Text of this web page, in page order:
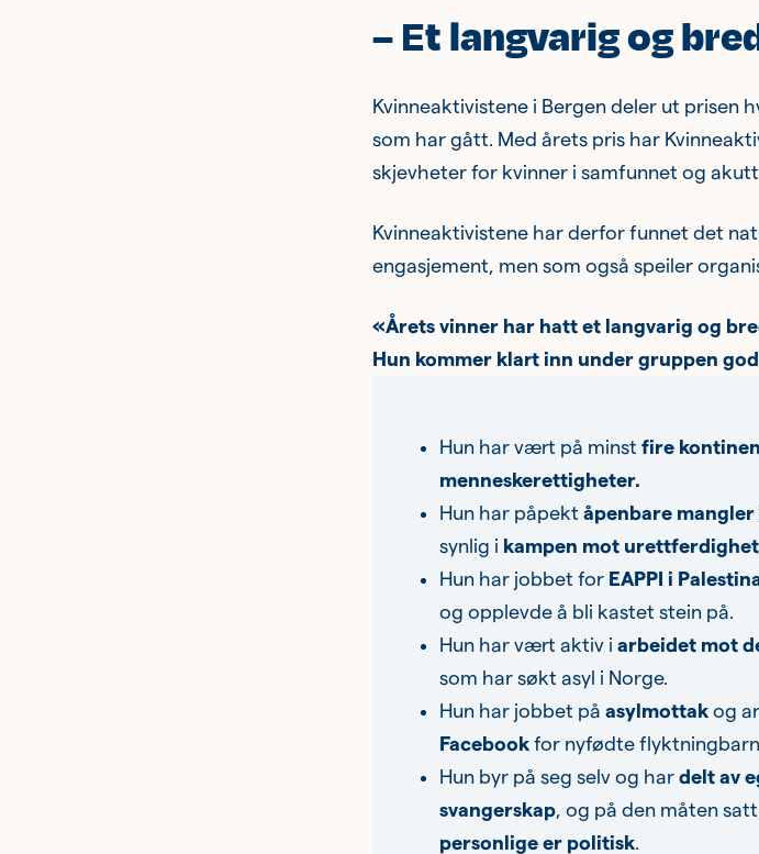
– Et langvarig og
Kvinneaktivistene i Bergen deler ut prisen
som har gått. Med årets pris har
skjevheter for kvinner i samfunnet og
Kvinneaktivistene har derfor funnet det
engasjement, men som også speiler
«Årets vinner har hatt et langvarig og
Hun kommer klart inn under gruppen
Hun har vært på minst fire
menneskerettigheter.
Hun har påpekt åpenbare
synlig i kampen mot
Hun har jobbet for EAPPI i
og opplevde å bli kastet stein på.
Hun har vært aktiv i arbeidet mot
som har søkt asyl i Norge.
Hun har jobbet på asylmottakog
Facebookfor nyfødte
Hun byr på seg selv og har delt av
svangerskap, og på den måten
personlige er politisk.